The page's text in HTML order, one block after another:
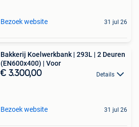
Bezoek website 31 jul 26
Bakkerij Koelwerkbank | 293L | 2 Deuren
(EN600x400) | Voor
€ 3.300,00 Details
Bezoek website 31 jul 26